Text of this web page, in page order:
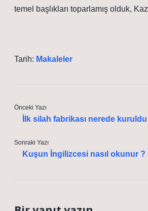
temel başlıkları toparlamış olduk,
Tarih: Makaleler
Önceki Yazı
İlk silah fabrikası nerede
Sonraki Yazı
Kuşun İngilizcesi nasıl okunur ?